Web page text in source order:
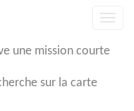
une mission courte
sur la carte